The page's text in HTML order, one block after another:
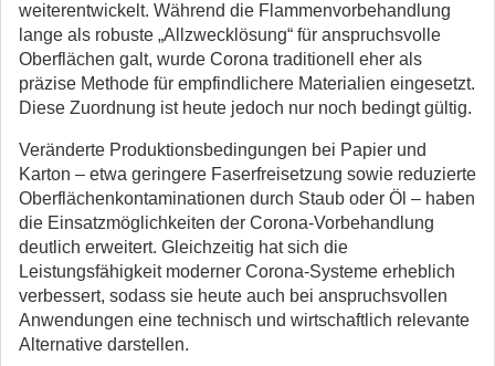
weiterentwickelt. Während die Flammenvorbehandlung
lange als robuste „Allzwecklösung“ für anspruchsvolle
Oberflächen galt, wurde Corona traditionell eher als
präzise Methode für empfindlichere Materialien eingesetzt.
Diese Zuordnung ist heute jedoch nur noch bedingt gültig.
Veränderte Produktionsbedingungen bei Papier und
Karton – etwa geringere Faserfreisetzung sowie reduzierte
Oberflächenkontaminationen durch Staub oder Öl – haben
die Einsatzmöglichkeiten der Corona-Vorbehandlung
deutlich erweitert. Gleichzeitig hat sich die
Leistungsfähigkeit moderner Corona-Systeme erheblich
verbessert, sodass sie heute auch bei anspruchsvollen
Anwendungen eine technisch und wirtschaftlich relevante
Alternative darstellen.